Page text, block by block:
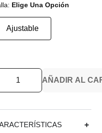
: Elige Una Opción
Ajustable
AÑADIR AL